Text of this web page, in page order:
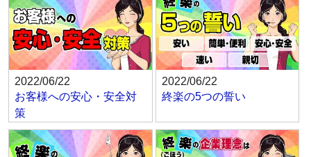
2022/06/22
お客様への安心・安全対
策
2022/06/22
終楽の5つの誓い